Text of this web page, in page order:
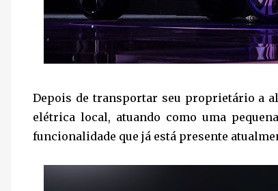
Depois de transportar seu proprietário a
elétrica local, atuando como uma
funcionalidade que já está presente